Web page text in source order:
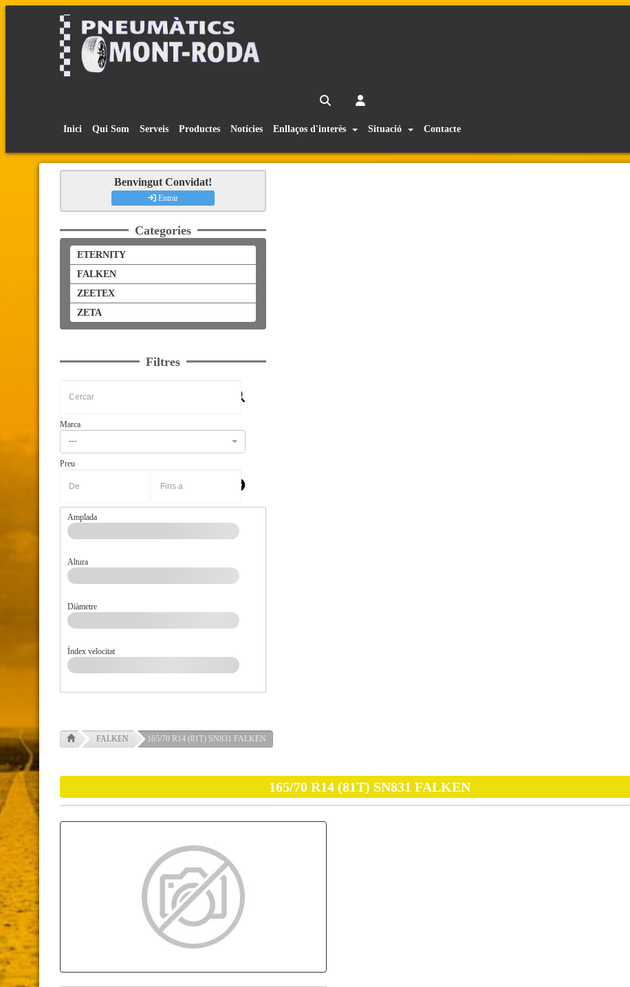
Inici Qui Som Serveis Productes Notícies Enllaços d'interès Situació Contacte
Benvingut Convidat!
Entrar
Categories
ETERNITY
FALKEN
ZEETEX
ZETA
Filtres
Marca
---
Preu
Amplada
Altura
Diàmetre
Índex velocitat
FALKEN 165/70 R14 (81T) SN831 FALKEN
165/70 R14 (81T) SN831 FALKEN